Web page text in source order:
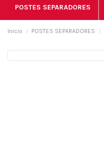
POSTES SEPARADORES
Inicio POSTES SEPARADORES